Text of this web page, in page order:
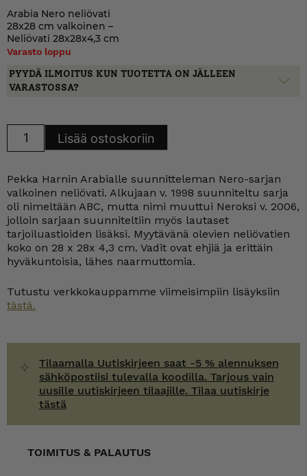
Arabia Nero neliövati
28x28 cm valkoinen –
Neliövati 28x28x4,3 cm
Varasto loppu
PYYDÄ ILMOITUS KUN TUOTETTA ON JÄLLEEN
VARASTOSSA?
valkoinen
määrä
Lisää ostoskoriin
Pekka Harnin Arabialle suunnitteleman Nero-sarjan
valkoinen neliövati. Alkujaan v. 1998 suunniteltu sarja
oli nimeltään ABC, mutta nimi muuttui Neroksi v. 2006,
jolloin sarjaan suunniteltiin myös lautaset
tarjoiluastioiden lisäksi. Myytävänä olevien neliövatien
koko on 28 x 28x 4,3 cm. Vadit ovat ehjiä ja erittäin
hyväkuntoisia, lähes naarmuttomia.
Tutustu verkkokauppamme viimeisimpiin lisäyksiin
tästä.
Tilaamalla Uutiskirjeen saat -5 % alennuksen
sähköpostiisi tulevalla koodilla. Tarjous vain
uusille uutiskirjeen tilaajille. Tilaa uutiskirje
tästä
TOIMITUS & PALAUTUS